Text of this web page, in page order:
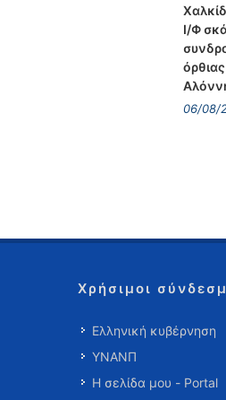
Ι/Φ
06/08/
Χρήσιμοι
Ελληνική κυβέρνηση
ΥΝΑΝΠ
Η σελίδα μου - Portal